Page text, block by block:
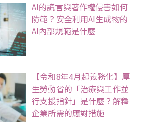
AI的謊言與著作權侵害如何
防範？安全利用AI生成物的
AI內部規範是什麼
【令和8年4月起義務化】厚
生勞動省的「治療與工作並
行支援指針」是什麼？解釋
企業所需的應對措施